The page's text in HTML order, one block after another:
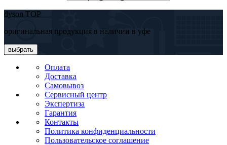
dyson TOP
оригинальная продукция в наличии в уфе
выбрать
Оплата
Доставка
Самовывоз
Сервисный центр
Экспертиза
Гарантия
Контакты
Политика конфиденциальности
Пользовательское соглашение